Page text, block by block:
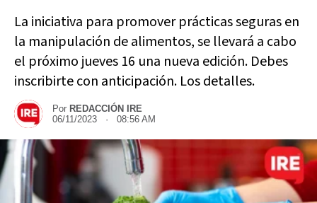
La iniciativa para promover prácticas seguras en
la manipulación de alimentos, se llevará a cabo
el próximo jueves 16 una nueva edición. Debes
inscribirte con anticipación. Los detalles.
Por REDACCIÓN IRE
06/11/2023 · 08:56 AM